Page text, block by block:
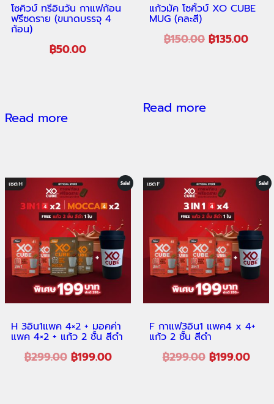
โซคิวบ์ ทรีอินวัน กาแฟก้อน
ฟรีซดราย (ขนาดบรรจุ 4
ก้อน)
฿50.00
Read more
แก้วมัค โซคิ้วบ์ XO CUBE
MUG (คละสี)
฿150.00 ฿135.00
Read more
Sale!
H 3อิน1แพค 4×2 + มอคค่า
แพค 4×2 + แก้ว 2 ชั้น สีดำ
฿299.00 ฿199.00
Sale!
F กาแฟ3อิน1 แพค4 x 4+
แก้ว 2 ชั้น สีดำ
฿299.00 ฿199.00